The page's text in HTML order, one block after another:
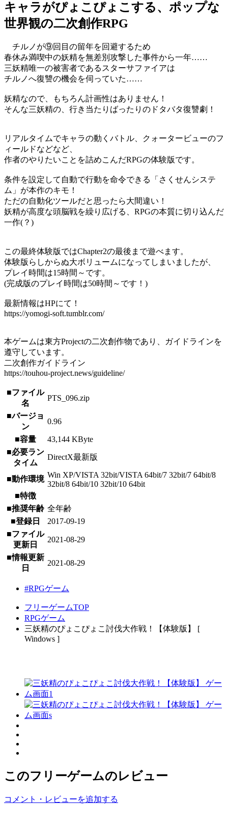
キャラがぴょこぴょこする、ポップな
世界観の二次創作RPG
チルノが⑨回目の留年を回避するため
春休み満喫中の妖精を無差別攻撃した事件から一年……
三妖精唯一の被害者であるスターサファイアは
チルノへ復讐の機会を伺っていた……
妖精なので、もちろん計画性はありません！
そんな三妖精の、行き当たりばったりのドタバタ復讐劇！
リアルタイムでキャラの動くバトル、クォータービューのフ
ィールドなどなど、
作者のやりたいことを詰めこんだRPGの体験版です。
条件を設定して自動で行動を命令できる「さくせんシステ
ム」が本作のキモ！
ただの自動化ツールだと思ったら大間違い！
妖精が高度な頭脳戦を繰り広げる、RPGの本質に切り込んだ
一作(？)
この最終体験版ではChapter2の最後まで遊べます。
体験版らしからぬ大ボリュームになってしまいましたが、
プレイ時間は15時間～です。
(完成版のプレイ時間は50時間～です！)
最新情報はHPにて！
https://yomogi-soft.tumblr.com/
本ゲームは東方Projectの二次創作物であり、ガイドラインを
遵守しています。
二次創作ガイドライン
https://touhou-project.news/guideline/
■ファイル
名
PTS_096.zip
■バージョ
ン
0.96
■容量
43,144 KByte
■必要ラン
タイム
DirectX最新版
■動作環境 Win XP/VISTA 32bit/VISTA 64bit/7 32bit/7 64bit/8
32bit/8 64bit/10 32bit/10 64bit
■特徴
■推奨年齢 全年齢
■登録日
2017-09-19
■ファイル
更新日
2021-08-29
■情報更新
日
2021-08-29
#RPGゲーム
フリーゲームTOP
RPGゲーム
三妖精のぴょこぴょこ討伐大作戦！【体験版】 [
Windows ]
このフリーゲームのレビュー
コメント・レビューを追加する